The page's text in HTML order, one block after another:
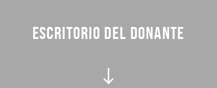
ESCRITORIO DEL DONANTE